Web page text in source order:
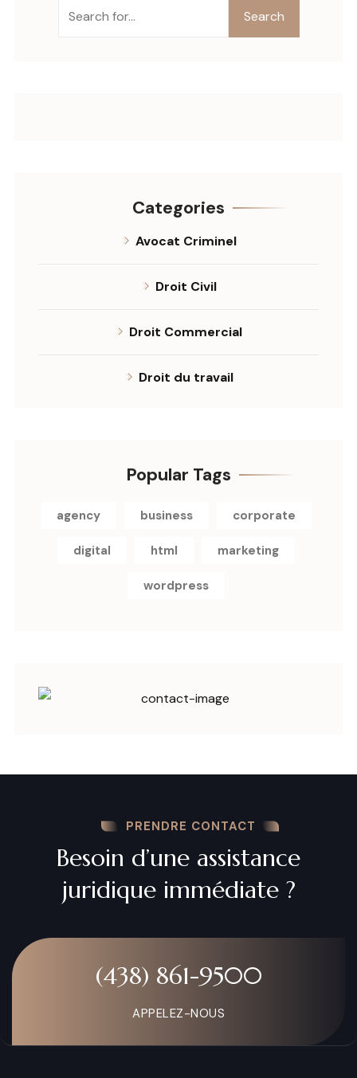
Search
Categories
Avocat Criminel
Droit Civil
Droit Commercial
Droit du travail
Popular Tags
agency business corporate
digital html marketing
wordpress
PRENDRE CONTACT
Besoin d’une assistance
juridique immédiate ?
(438) 861-9500
APPELEZ-NOUS